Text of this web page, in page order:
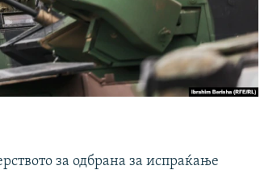
за одбрана за испраќање